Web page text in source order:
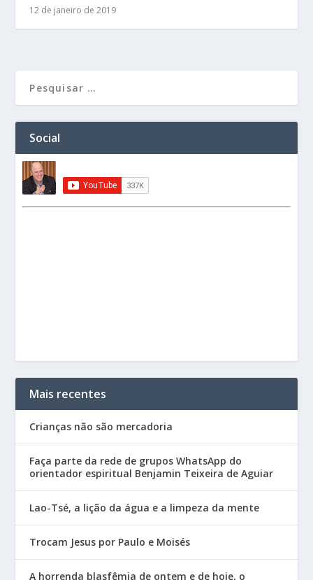
12 de janeiro de 2019
Social
Mais recentes
Crianças não são mercadoria
Faça parte da rede de grupos WhatsApp do
orientador espiritual Benjamin Teixeira de Aguiar
Lao-Tsé, a lição da água e a limpeza da mente
Trocam Jesus por Paulo e Moisés
A horrenda blasfêmia de ontem e de hoje, o